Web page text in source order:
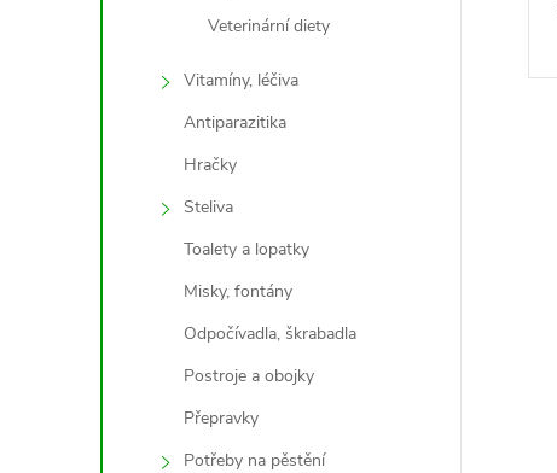
Veterinární diety
Vitamíny, léčiva
Antiparazitika
Hračky
Steliva
Toalety a lopatky
Misky, fontány
Odpočívadla, škrabadla
Postroje a obojky
Přepravky
Potřeby na pěstění